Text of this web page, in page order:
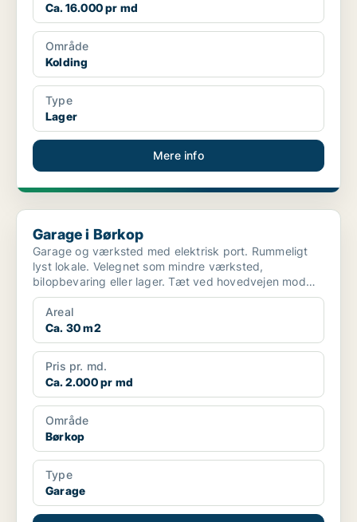
Ca. 16.000 pr md
Område
Kolding
Type
Lager
Mere info
Garage i Børkop
Garage i Børkop
Garage og værksted med elektrisk port. Rummeligt
lyst lokale. Velegnet som mindre værksted,
bilopbevaring eller lager. Tæt ved hovedvejen mod
Vejle/Frederici...
Areal
Ca. 30 m2
Pris pr. md.
Ca. 2.000 pr md
Område
Børkop
Type
Garage